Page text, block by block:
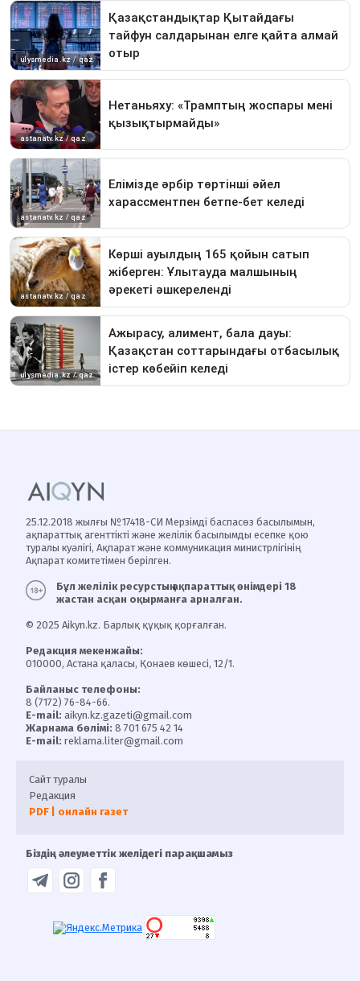
25.12.2018 жылғы №17418-СИ Мерзімді баспасөз басылымын,
ақпараттық агенттікті және желілік басылымды есепке қою
туралы куәлігі, Ақпарат және коммуникация министрлігінің
Ақпарат комитетімен берілген.
Бұл желілік ресурстың ақпараттық өнімдері 18
жастан асқан оқырманға арналған.
© 2025 Aikyn.kz. Барлық құқық қорғалған.
Редакция мекенжайы:
010000, Астана қаласы, Қонаев көшесі, 12/1.
Байланыс телефоны:
8 (7172) 76-84-66.
E-mail: aikyn.kz.gazeti@gmail.com
Жарнама бөлімі: 8 701 675 42 14
E-mail: reklama.liter@gmail.com
Сайт туралы
Редакция
PDF | онлайн газет
Біздің әлеуметтік желідегі парақшамыз